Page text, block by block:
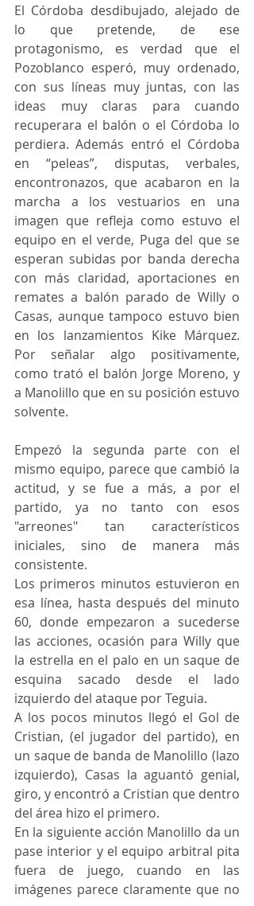
El Córdoba desdibujado, alejado de
lo que pretende, de ese
protagonismo, es verdad que el
Pozoblanco esperó, muy ordenado,
con sus líneas muy juntas, con las
ideas muy claras para cuando
recuperara el balón o el Córdoba lo
perdiera. Además entró el Córdoba
en “peleas”, disputas, verbales,
encontronazos, que acabaron en la
marcha a los vestuarios en una
imagen que refleja como estuvo el
equipo en el verde, Puga del que se
esperan subidas por banda derecha
con más claridad, aportaciones en
remates a balón parado de Willy o
Casas, aunque tampoco estuvo bien
en los lanzamientos Kike Márquez.
Por señalar algo positivamente,
como trató el balón Jorge Moreno, y
a Manolillo que en su posición estuvo
solvente.
Empezó la segunda parte con el
mismo equipo, parece que cambió la
actitud, y se fue a más, a por el
partido, ya no tanto con esos
"arreones" tan característicos
iniciales, sino de manera más
consistente.
Los primeros minutos estuvieron en
esa línea, hasta después del minuto
60, donde empezaron a sucederse
las acciones, ocasión para Willy que
la estrella en el palo en un saque de
esquina sacado desde el lado
izquierdo del ataque por Teguia.
A los pocos minutos llegó el Gol de
Cristian, (el jugador del partido), en
un saque de banda de Manolillo (lazo
izquierdo), Casas la aguantó genial,
giro, y encontró a Cristian que dentro
del área hizo el primero.
En la siguiente acción Manolillo da un
pase interior y el equipo arbitral pita
fuera de juego, cuando en las
imágenes parece claramente que no